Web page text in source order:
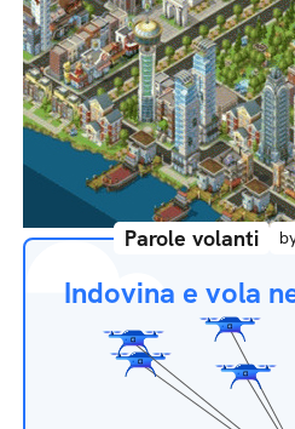
Parole volanti
Indovina e vola